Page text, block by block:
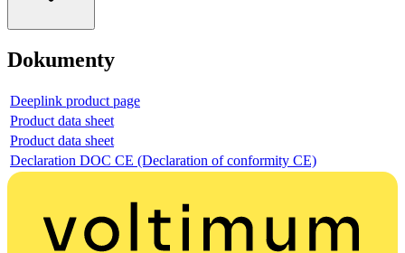
Dokumenty
Deeplink product page
Product data sheet
Product data sheet
Declaration DOC CE (Declaration of conformity CE)